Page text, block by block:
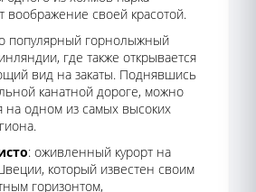
воображение своей красотой.
популярный горнолыжный
где также открывается
вид на закаты. Поднявшись
канатной дороге, можно
на одном из самых высоких
: оживленный курорт на
который известен своим
горизонтом,